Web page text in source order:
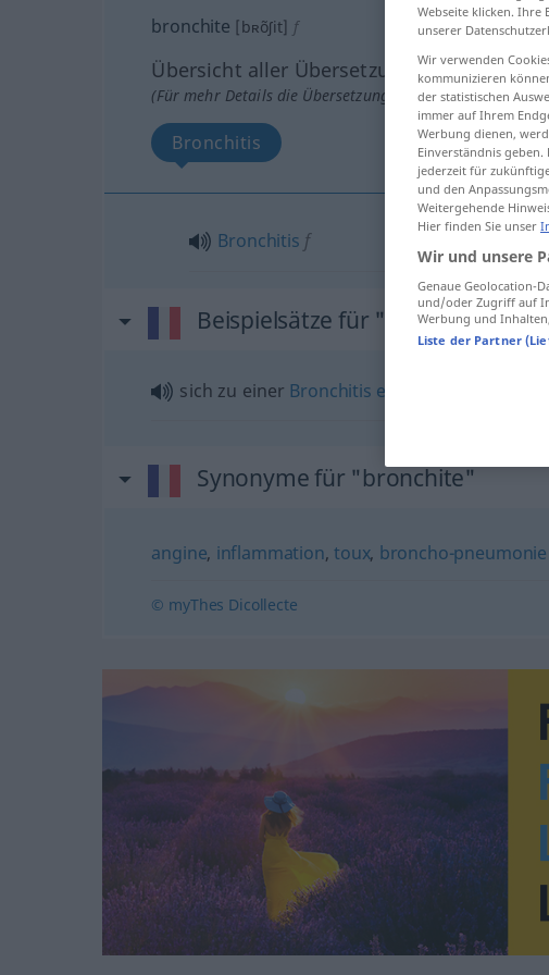
bronchite [bʀõʃit] f
Übersicht aller Übersetzungen
(Für mehr Details die Übersetzung anklicken/antippen)
Bronchitis
Bronchitis f
Beispielsätze für "bronchite"
sich zu einer Bronchitis entwickeln
Synonyme für "bronchite"
angine, inflammation,toux, broncho-pneumonie
© myThes Dicollecte
Webseite klicken. Ihre
unserer
Wir verwenden
kommunizieren
der statistischen
immer auf Ihrem
Werbung dienen,
Einverständnis
jederzeit für
und den
Weitergehende
Hier finden Sie unser
Wir und unsere
Genaue Geolocation-
und/oder Zugriff auf
Werbung und
Liste der Partner